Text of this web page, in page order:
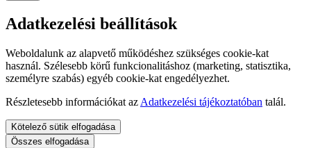
Adatkezelési beállítások
Weboldalunk az alapvető működéshez szükséges cookie-kat
használ. Szélesebb körű funkcionalitáshoz (marketing, statisztika,
személyre szabás) egyéb cookie-kat engedélyezhet.
Részletesebb információkat az Adatkezelési tájékoztatóban talál.
Kötelező sütik elfogadása
Összes elfogadása